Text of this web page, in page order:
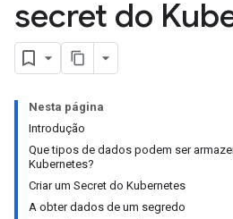
secret do
Nesta página
Introdução
Que tipos de dados podem ser
Kubernetes?
Criar um Secret do Kubernetes
A obter dados de um segredo